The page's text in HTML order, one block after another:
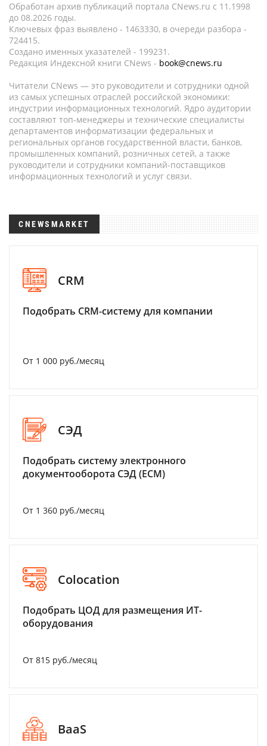
Обработан архив публикаций портала CNews.ru c 11.1998
до 08.2026 годы.
Ключевых фраз выявлено - 1463330, в очереди разбора -
724415.
Создано именных указателей - 199231.
Редакция Индексной книги CNews - book@cnews.ru
Читатели CNews — это руководители и сотрудники одной
из самых успешных отраслей российской экономики:
индустрии информационных технологий. Ядро аудитории
составляют топ-менеджеры и технические специалисты
департаментов информатизации федеральных и
региональных органов государственной власти, банков,
промышленных компаний, розничных сетей, а также
руководители и сотрудники компаний-поставщиков
информационных технологий и услуг связи.
CNEWSMARKET
CRM
Подобрать CRM-систему для компании
От 1 000 руб./месяц
СЭД
Подобрать систему электронного
документооборота СЭД (ECM)
От 1 360 руб./месяц
Colocation
Подобрать ЦОД для размещения ИТ-
оборудования
От 815 руб./месяц
BaaS